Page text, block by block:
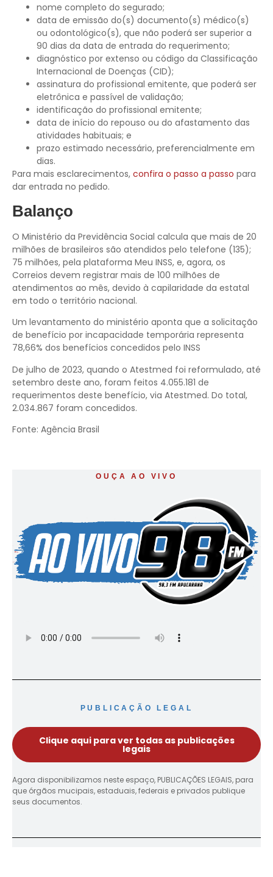
nome completo do segurado;
data de emissão do(s) documento(s) médico(s)
ou odontológico(s), que não poderá ser superior a
90 dias da data de entrada do requerimento;
diagnóstico por extenso ou código da Classificação
Internacional de Doenças (CID);
assinatura do profissional emitente, que poderá ser
eletrônica e passível de validação;
identificação do profissional emitente;
data de início do repouso ou do afastamento das
atividades habituais; e
prazo estimado necessário, preferencialmente em
dias.
Para mais esclarecimentos, confira o passo a passo para
dar entrada no pedido.
Balanço
O Ministério da Previdência Social calcula que mais de 20
milhões de brasileiros são atendidos pelo telefone (135);
75 milhões, pela plataforma Meu INSS, e, agora, os
Correios devem registrar mais de 100 milhões de
atendimentos ao mês, devido à capilaridade da estatal
em todo o território nacional.
Um levantamento do ministério aponta que a solicitação
de benefício por incapacidade temporária representa
78,66% dos benefícios concedidos pelo INSS
De julho de 2023, quando o Atestmed foi reformulado, até
setembro deste ano, foram feitos 4.055.181 de
requerimentos deste benefício, via Atestmed. Do total,
2.034.867 foram concedidos.
Fonte: Agência Brasil
OUÇA AO VIVO
PUBLICAÇÃO LEGAL
Clique aqui para ver todas as publicações
legais
Agora disponibilizamos neste espaço, PUBLICAÇÕES LEGAIS, para
que órgãos mucipais, estaduais, federais e privados publique
seus documentos.